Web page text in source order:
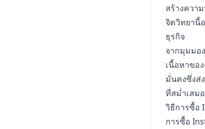
สร้างควา
จิตวิทยานี้
ธุรกิจ
จากมุมมอ
เนื้อหาขอ
มั่นคงซึ่งส่
ที่สม่ำเสม
วิธีการซื้อ
การซื้อ